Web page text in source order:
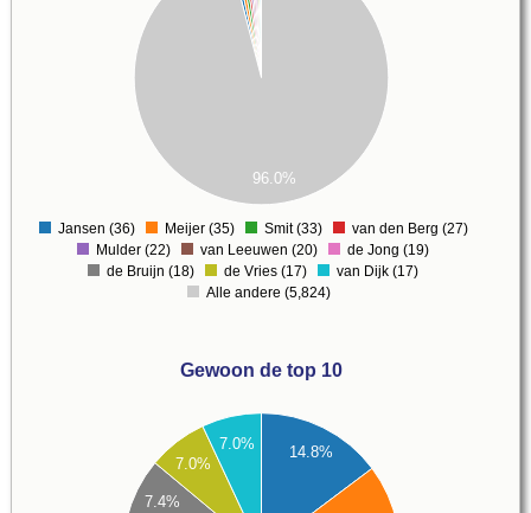
96.0%
Jansen (36) Meijer (35) Smit (33)
van den Berg (27)
Mulder (22)
van Leeuwen (20)
de Jong (19)
de Bruijn (18)
de Vries (17)
van Dijk (17)
Alle andere (5,824)
Gewoon de top 10
14.8%
7.4%
7.0%
7.0%